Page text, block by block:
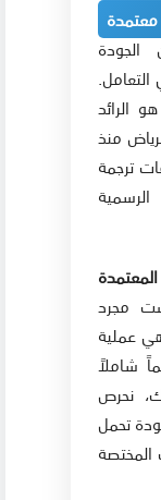
هو الرائد
منذ
ترجمة
مجرد
عملية
شاملاً
نحرص
تحمل
المختصة